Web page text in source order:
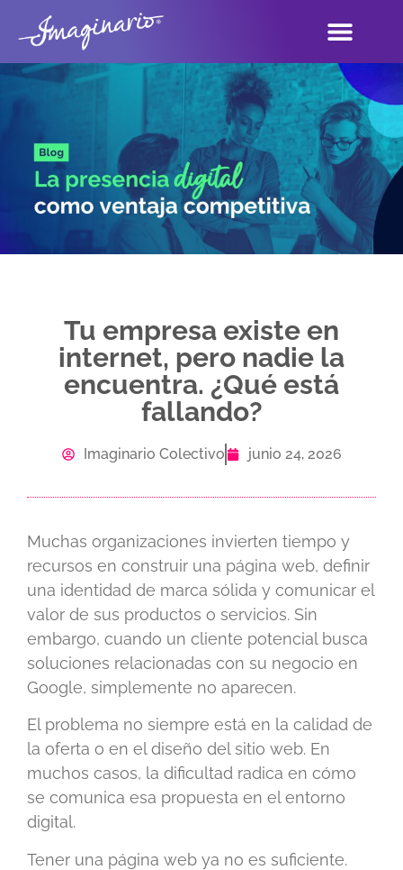
Tu empresa existe en
internet, pero nadie la
encuentra. ¿Qué está
fallando?
Imaginario Colectivo junio 24, 2026
Muchas organizaciones invierten tiempo y
recursos en construir una página web, definir
una identidad de marca sólida y comunicar el
valor de sus productos o servicios. Sin
embargo, cuando un cliente potencial busca
soluciones relacionadas con su negocio en
Google, simplemente no aparecen.
El problema no siempre está en la calidad de
la oferta o en el diseño del sitio web. En
muchos casos, la dificultad radica en cómo
se comunica esa propuesta en el entorno
digital.
Tener una página web ya no es suficiente.